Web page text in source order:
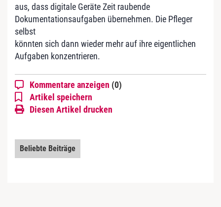
aus, dass digitale Geräte Zeit raubende
Dokumentationsaufgaben übernehmen. Die Pfleger
selbst
könnten sich dann wieder mehr auf ihre eigentlichen
Aufgaben konzentrieren.
Kommentare anzeigen (0)
Artikel speichern
Diesen Artikel drucken
Beliebte Beiträge